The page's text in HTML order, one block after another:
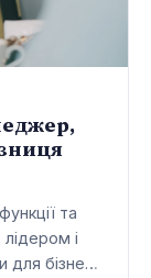
та
і
для бізне…